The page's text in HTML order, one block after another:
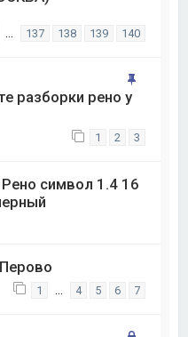
… 137 138 139 140
разборки рено у
1 2 3
символ 1.4 16
1 4 5 6 7